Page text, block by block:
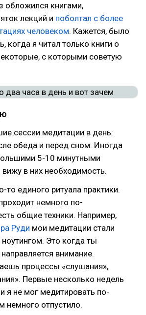
обложился книгами,
лекций и поболтал с более
человеком. Кажется, было
когда я читал только книги о
с которыми советую
сессии медитации в день:
обеда и перед сном. Иногда
5-10 минутными
вижу в них необходимость.
то единого ритуала практики.
немного по-
общие техники. Например,
Руди мои медитации стали
Это когда ты
внимание.
процессы «слушания»,
Первые несколько недель
я не мог медитировать по-
немного отпустило.